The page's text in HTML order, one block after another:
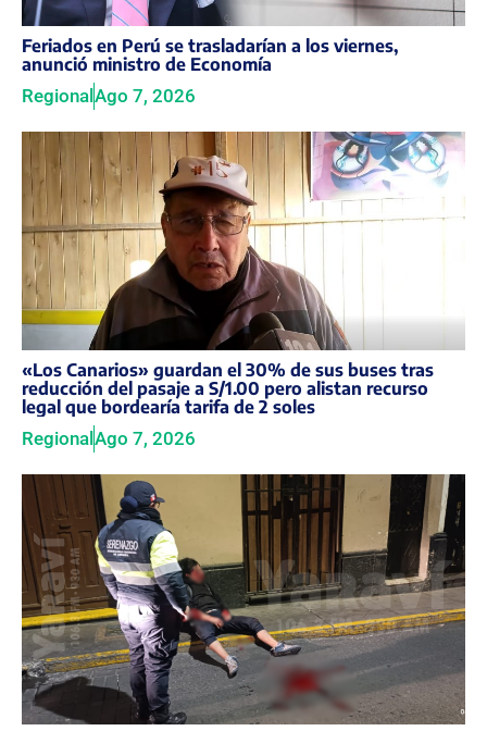
Feriados en Perú se trasladarían a los viernes,
anunció ministro de Economía
Regional Ago 7, 2026
«Los Canarios» guardan el 30% de sus buses tras
reducción del pasaje a S/1.00 pero alistan recurso
legal que bordearía tarifa de 2 soles
Regional Ago 7, 2026